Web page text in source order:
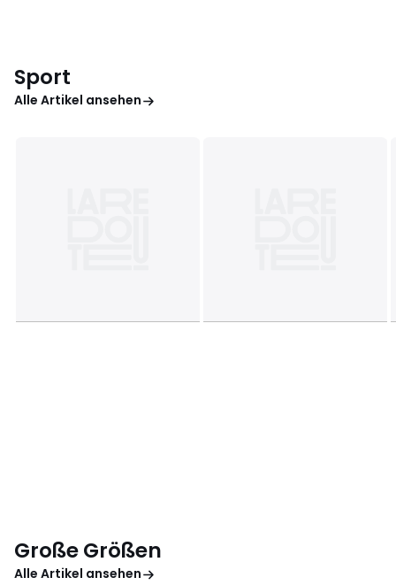
Sport
Alle Artikel ansehen
Große Größen
Alle Artikel ansehen